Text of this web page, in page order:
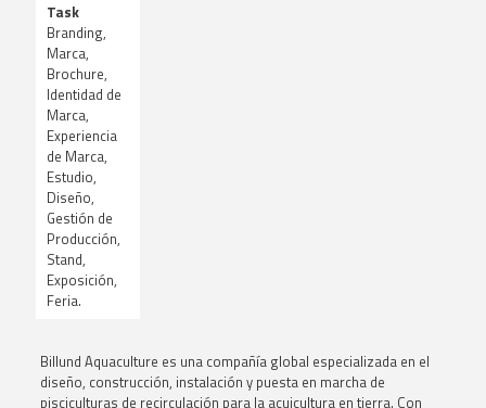
Task
Branding,
Marca,
Brochure,
Identidad de
Marca,
Experiencia
de Marca,
Estudio,
Diseño,
Gestión de
Producción,
Stand,
Exposición,
Feria.
Billund Aquaculture es una compañía global especializada en el
diseño, construcción, instalación y puesta en marcha de
pisciculturas de recirculación para la acuicultura en tierra. Con